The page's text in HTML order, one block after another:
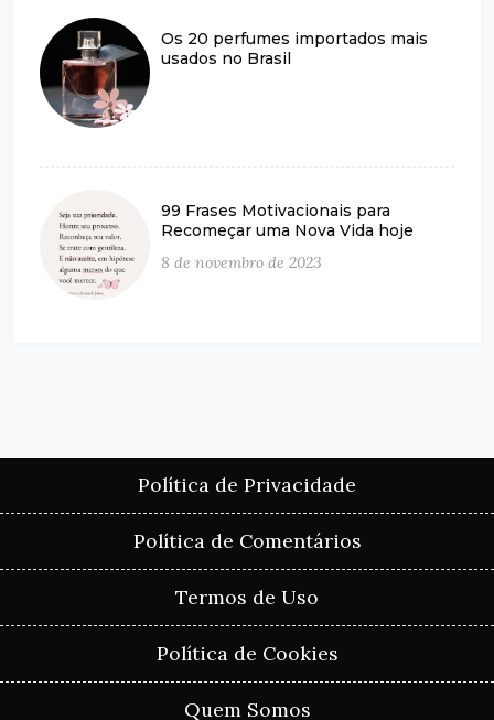
Os 20 perfumes importados mais
usados no Brasil
99 Frases Motivacionais para
Recomeçar uma Nova Vida hoje
8 de novembro de 2023
Política de Privacidade
Política de Comentários
Termos de Uso
Política de Cookies
Quem Somos